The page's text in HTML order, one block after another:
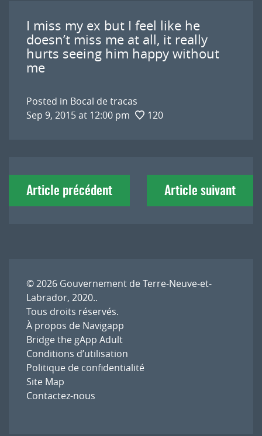
I miss my ex but I feel like he
doesn’t miss me at all, it really
hurts seeing him happy without
me
Posted in Bocal de tracas
Sep 9, 2015 at 12:00 pm
120
Navigation
deArticle précédent Article suivant
© 2026 Gouvernement de Terre-Neuve-et-
Labrador, 2020..
Tous droits réservés.
À propos de Navigapp
Bridge the gApp Adult
Conditions d’utilisation
Politique de confidentialité
Site Map
Contactez-nous